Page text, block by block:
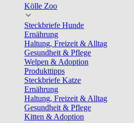
Kölle Zoo
Steckbriefe Hunde
Ernährung
Haltung, Freizeit & Alltag
Gesundheit & Pflege
Welpen & Adoption
Produkttipps
Steckbriefe Katze
Ernährung
Haltung, Freizeit & Alltag
Gesundheit & Pflege
Kitten & Adoption